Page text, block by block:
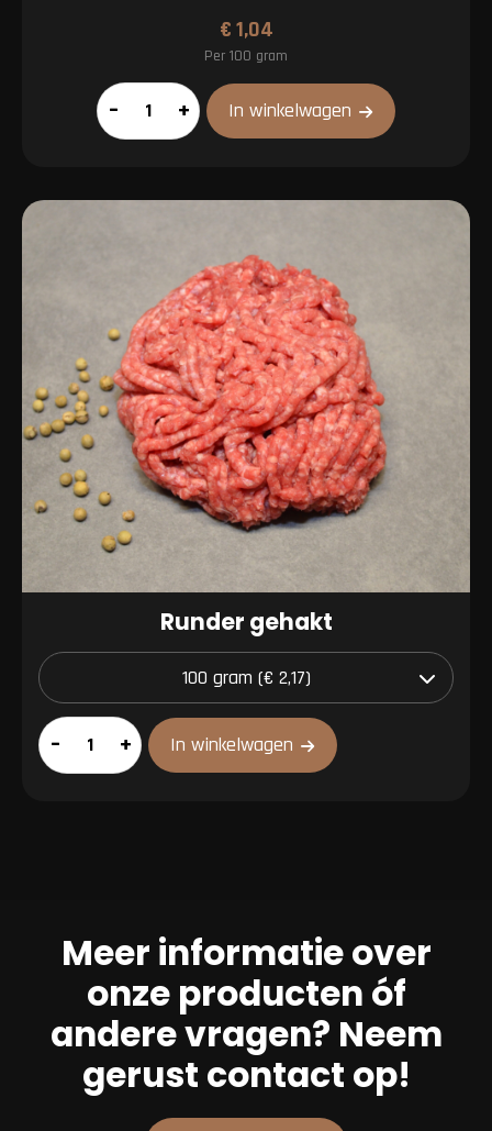
€1,04
Per 100 gram
Mergpijp
aantal
– + In winkelwagen
Runder gehakt
Runder
gehakt
– + In winkelwagen
Meer informatie over
onze producten óf
andere vragen? Neem
gerust contact op!